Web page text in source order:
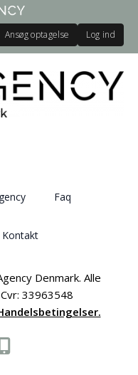
Ansøg optagelse Log ind
Faq
Kontakt
Denmark. Alle
33963548